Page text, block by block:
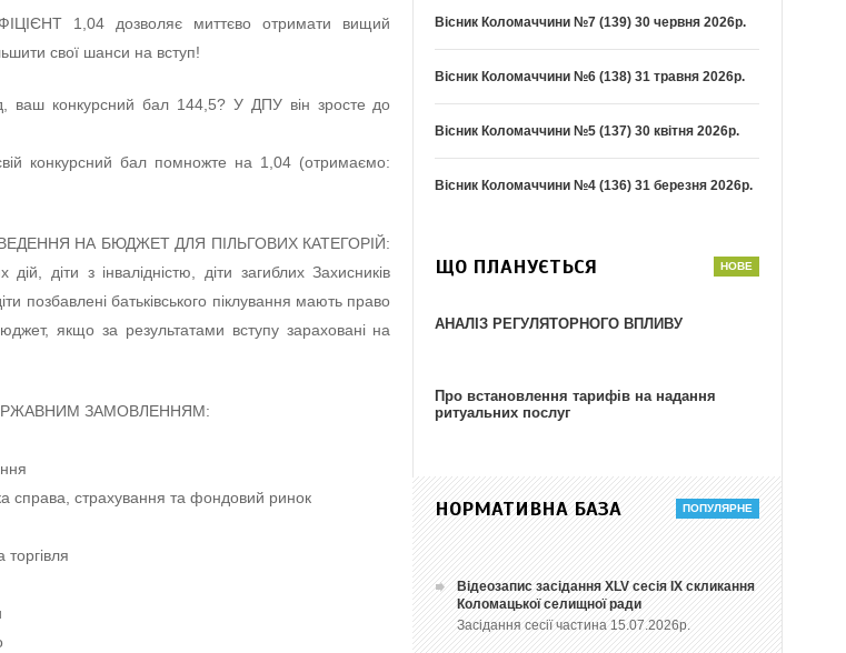
1,04 дозволяє миттєво отримати вищий
свої шанси на вступ!
ваш конкурсний бал 144,5? У ДПУ він зросте до
конкурсний бал помножте на 1,04 (отримаємо:
НА БЮДЖЕТ ДЛЯ ПІЛЬГОВИХ КАТЕГОРІЙ:
дій, діти з інвалідністю, діти загиблих Захисників
позбавлені батьківського піклування мають право
якщо за результатами вступу зараховані на
ЗАМОВЛЕННЯМ:
справа, страхування та фондовий ринок
Вісник Коломаччини №7 (139) 30 червня 2026р.
Вісник Коломаччини №6 (138) 31 травня 2026р.
Вісник Коломаччини №5 (137) 30 квітня 2026р.
Вісник Коломаччини №4 (136) 31 березня 2026р.
ЩО ПЛАНУЄТЬСЯ
АНАЛІЗ РЕГУЛЯТОРНОГО ВПЛИВУ
Про встановлення тарифів на надання
ритуальних послуг
НОРМАТИВНА БАЗА
Відеозапис засідання ХLV сесія ІХ скликання
Коломацької селищної ради
Засідання сесії частина 15.07.2026р.